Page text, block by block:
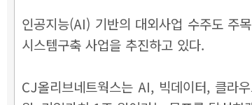
인공지능(AI) 기반의 대외사업 수주도 주
시스템구축 사업을 추진하고 있다.
CJ올리브네트웍스는 AI, 빅데이터, 클라